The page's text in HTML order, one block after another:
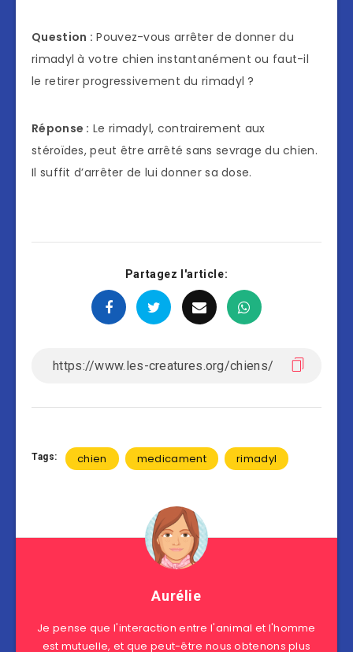
Question : Pouvez-vous arrêter de donner du
rimadyl à votre chien instantanément ou faut-il
le retirer progressivement du rimadyl ?
Réponse : Le rimadyl, contrairement aux
stéroïdes, peut être arrêté sans sevrage du chien.
Il suffit d’arrêter de lui donner sa dose.
Partagez l'article:
Tags: chien medicament rimadyl
Aurélie
Je pense que l'interaction entre l'animal et l'homme
est mutuelle, et que peut-être nous obtenons plus